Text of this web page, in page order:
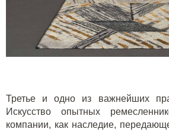
Третье и одно из важнейших
Искусство опытных
компании, как наследие,